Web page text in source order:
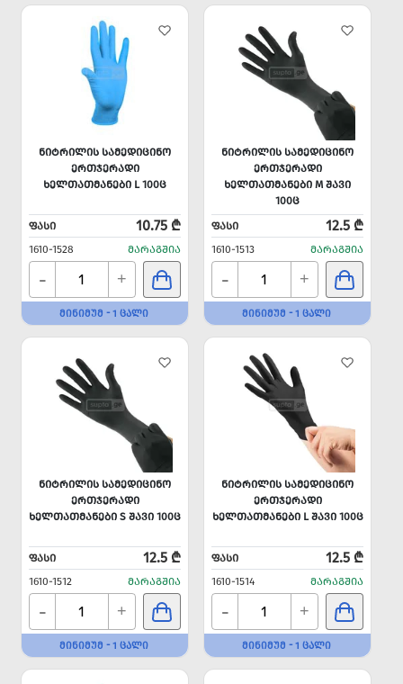
ᲜᲘᲢᲠᲘᲚᲘᲡ ᲡᲐᲛᲔᲓᲘᲪᲘᲜᲝ
ᲔᲠᲗᲯᲔᲠᲐᲓᲘ
ᲮᲔᲚᲗᲐᲗᲛᲐᲜᲔᲑᲘ L 100Ც
ᲤᲐᲡᲘ 10.75 ₾
1610-1528 ᲛᲐᲠᲐᲒᲨᲘᲐ
- +
ᲛᲘᲜᲘᲛᲣᲛ - 1 ᲪᲐᲚᲘ
ᲜᲘᲢᲠᲘᲚᲘᲡ ᲡᲐᲛᲔᲓᲘᲪᲘᲜᲝ
ᲔᲠᲗᲯᲔᲠᲐᲓᲘ
ᲮᲔᲚᲗᲐᲗᲛᲐᲜᲔᲑᲘ M ᲨᲐᲕᲘ
100Ც
ᲤᲐᲡᲘ
12.5 ₾
1610-1513 ᲛᲐᲠᲐᲒᲨᲘᲐ
- +
ᲛᲘᲜᲘᲛᲣᲛ - 1 ᲪᲐᲚᲘ
ᲜᲘᲢᲠᲘᲚᲘᲡ ᲡᲐᲛᲔᲓᲘᲪᲘᲜᲝ
ᲔᲠᲗᲯᲔᲠᲐᲓᲘ
ᲮᲔᲚᲗᲐᲗᲛᲐᲜᲔᲑᲘ S ᲨᲐᲕᲘ 100Ც
ᲤᲐᲡᲘ 12.5 ₾
1610-1512 ᲛᲐᲠᲐᲒᲨᲘᲐ
- +
ᲛᲘᲜᲘᲛᲣᲛ - 1 ᲪᲐᲚᲘ
ᲜᲘᲢᲠᲘᲚᲘᲡ ᲡᲐᲛᲔᲓᲘᲪᲘᲜᲝ
ᲔᲠᲗᲯᲔᲠᲐᲓᲘ
ᲮᲔᲚᲗᲐᲗᲛᲐᲜᲔᲑᲘ L ᲨᲐᲕᲘ 100Ც
ᲤᲐᲡᲘ 12.5 ₾
1610-1514 ᲛᲐᲠᲐᲒᲨᲘᲐ
- +
ᲛᲘᲜᲘᲛᲣᲛ - 1 ᲪᲐᲚᲘ